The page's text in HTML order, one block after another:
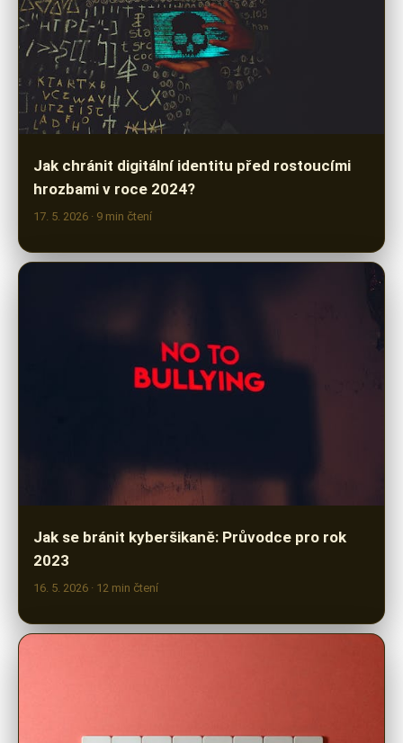
Jak chránit digitální identitu před rostoucími
17. 5. 2026· 9 min čtení
Jak se bránit kyberšikaně: Průvodce pro rok
16. 5. 2026· 12 min čtení